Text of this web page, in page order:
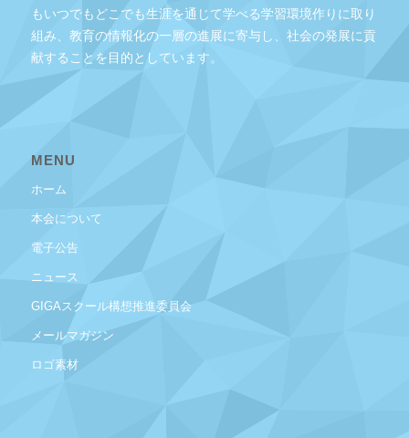
もいつでもどこでも生涯を通じて学べる学習環境作りに取り
組み、教育の情報化の一層の進展に寄与し、社会の発展に貢
献することを目的としています。
MENU
ホーム
本会について
電子公告
ニュース
GIGAスクール構想推進委員会
メールマガジン
ロゴ素材